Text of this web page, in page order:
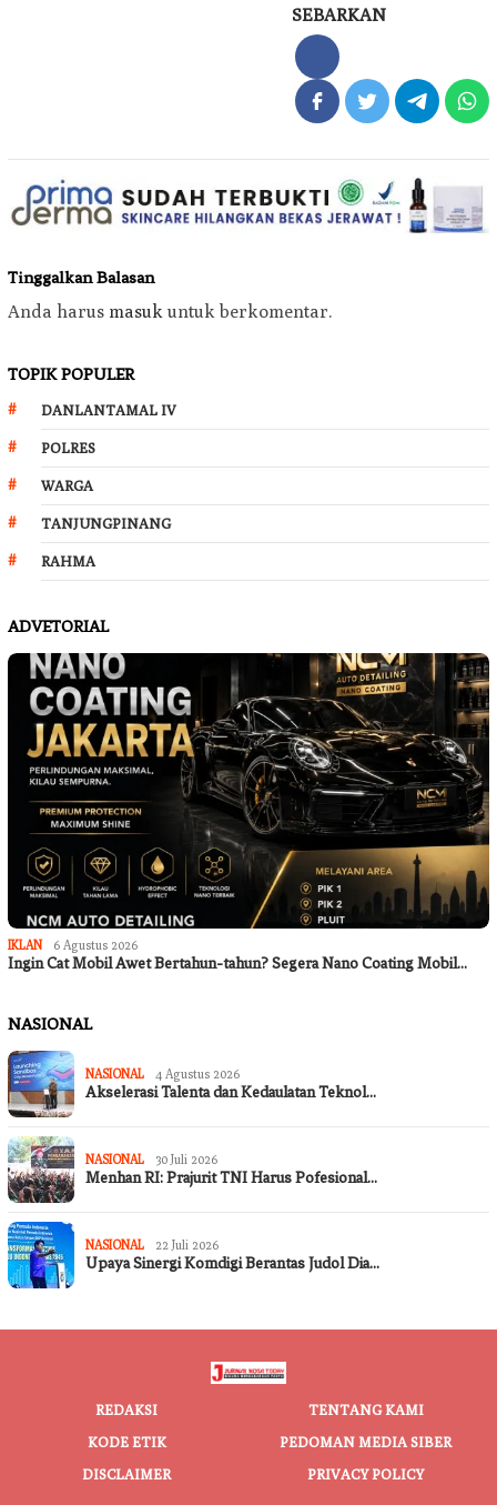
SEBARKAN
Tinggalkan Balasan
Anda harus masuk untuk berkomentar.
TOPIK POPULER
DANLANTAMAL IV
POLRES
WARGA
TANJUNGPINANG
RAHMA
ADVETORIAL
IKLAN 6 Agustus 2026
Ingin Cat Mobil Awet Bertahun-tahun? Segera Nano Coating Mobil…
NASIONAL
NASIONAL 4 Agustus 2026
Akselerasi Talenta dan Kedaulatan Teknol…
NASIONAL 30 Juli 2026
Menhan RI: Prajurit TNI Harus Pofesional…
NASIONAL 22 Juli 2026
Upaya Sinergi Komdigi Berantas Judol Dia…
REDAKSI
TENTANG KAMI
KODE ETIK
PEDOMAN MEDIA SIBER
DISCLAIMER
PRIVACY POLICY